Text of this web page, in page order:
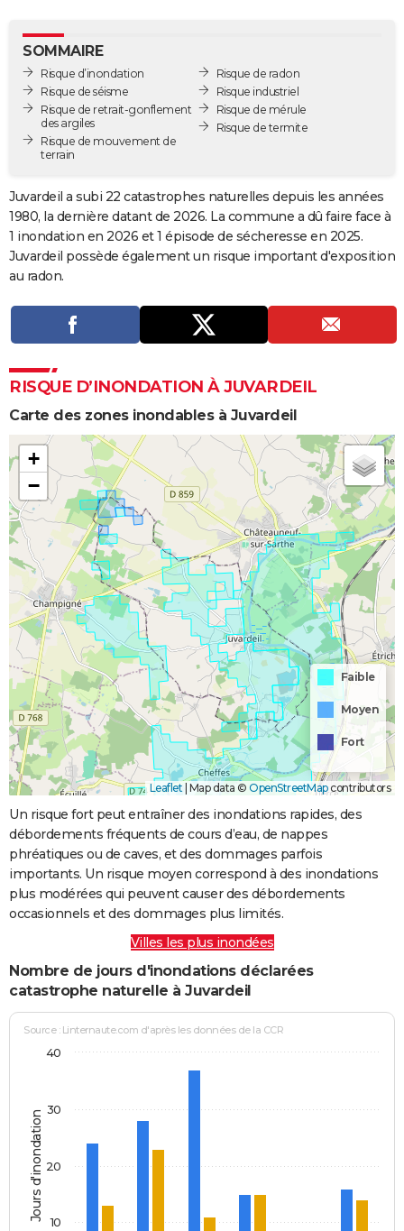
GUIDES D'ACHAT
BONS PLANS
CARTE DE VOEUX
Carte de Noël
Carte Bonne année
Carte Saint-Valentin
Carte Pâques
Carte d'anniversaire
Dictionnaire
Biographies
Citations
Expressions
Proverbes
PROGRAMME TV
COPAINS D'AVANT
S'inscrire
Se connecter
Lycées
Collèges
Primaires
Universités
Entreprises
Service militaire
Avis de recherche
AVIS DE DÉCÈS
Bricolage
Lifestyle
Culture
Sport
Auto
Television
Voyage
Cinema
SOMMAIRE
Risque d’inondation
Risque de séisme
Risque de retrait-gonflement
des argiles
Risque de mouvement de
terrain
Risque de radon
Risque industriel
Risque de mérule
Risque de termite
Juvardeil a subi 22 catastrophes naturelles depuis les années
1980, la dernière datant de 2026. La commune a dû faire face à
1 inondation en 2026 et 1 épisode de sécheresse en 2025.
Juvardeil possède également un risque important d'exposition
au radon.
RISQUE D’INONDATION À JUVARDEIL
Carte des zones inondables à Juvardeil
+
−
Faible
Moyen
Fort
Leaflet | Map data © OpenStreetMapcontributors
Un risque fort peut entraîner des inondations rapides, des
débordements fréquents de cours d’eau, de nappes
phréatiques ou de caves, et des dommages parfois
importants. Un risque moyen correspond à des inondations
plus modérées qui peuvent causer des débordements
occasionnels et des dommages plus limités.
Villes les plus inondées
Nombre de jours d'inondations déclarées
catastrophe naturelle à Juvardeil
Jours d'inondation
Source : Linternaute.com d'après les données de la CCR
10
20
30
40